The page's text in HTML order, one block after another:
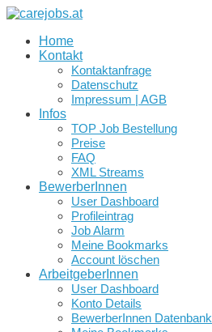
Home
Kontakt
Kontaktanfrage
Datenschutz
Impressum | AGB
Infos
TOP Job Bestellung
Preise
FAQ
XML Streams
BewerberInnen
User Dashboard
Profileintrag
Job Alarm
Meine Bookmarks
Account löschen
ArbeitgeberInnen
User Dashboard
Konto Details
BewerberInnen Datenbank